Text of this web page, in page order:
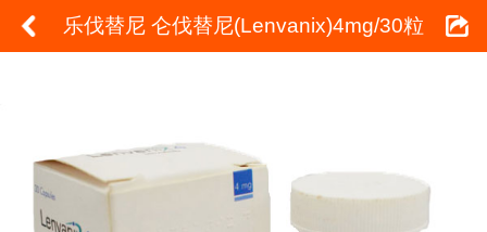
乐伐替尼 仑伐替尼(Lenvanix)4mg/30粒